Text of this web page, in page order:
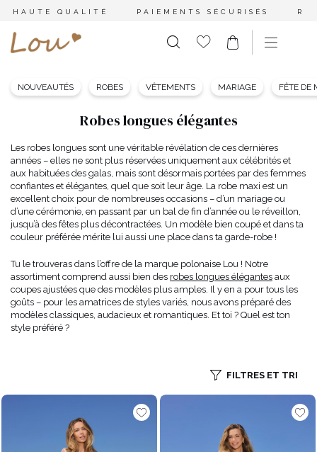
HAUTE QUALITÉ PAIEMENTS SÉCURISÉS
NOUVEAUTÉS ROBES VÊTEMENTS MARIAGE FÊTE DE
Robes longues élégantes
Les robes longues sont une véritable révélation de ces dernières
années – elles ne sont plus réservées uniquement aux célébrités et
aux habituées des galas, mais sont désormais portées par des femmes
confiantes et élégantes, quel que soit leur âge. La robe maxi est un
excellent choix pour de nombreuses occasions – d’un mariage ou
d’une cérémonie, en passant par un bal de fin d’année ou le réveillon,
jusqu’à des fêtes plus décontractées. Un modèle bien coupé et dans ta
couleur préférée mérite lui aussi une place dans ta garde-robe !
Tu le trouveras dans l’offre de la marque polonaise Lou ! Notre
assortiment comprend aussi bien des robes longues élégantes aux
coupes ajustées que des modèles plus amples. Il y en a pour tous les
goûts – pour les amatrices de styles variés, nous avons préparé des
modèles classiques, audacieux et romantiques. Et toi ? Quel est ton
style préféré ?
FILTRES ET TRI